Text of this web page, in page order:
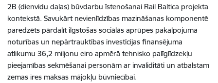
2B (dienvidu daļas) būvdarbu īstenošanai Rail Baltica projekta
kontekstā. Savukārt nevienlīdzības mazināšanas komponentē
paredzēts pārdalīt ilgstošas sociālās aprūpes pakalpojuma
noturības un nepārtrauktības investīcijas finansējuma
atlikumu 36,2 miljonu eiro apmērā tehnisko palīglīdzekļu
pieejamības sekmēšanai personām ar invaliditāti un atbalstam
zemas īres maksas mājokļu būvniecībai.